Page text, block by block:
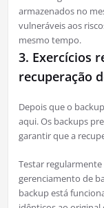
armazenados no
vulneráveis ​​aos
mesmo tempo.
3. Exercícios
recuperação
Depois que o
aqui. Os backups
garantir que a
Testar
gerenciamento de
backup está